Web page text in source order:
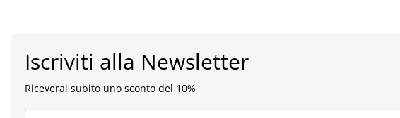
Iscriviti alla Newsletter
Riceverai subito uno sconto del 10%